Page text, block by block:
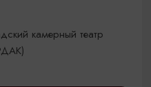
камерный театр